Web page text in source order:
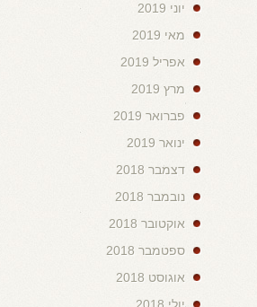
יוני 2019
מאי 2019
אפריל 2019
מרץ 2019
פברואר 2019
ינואר 2019
דצמבר 2018
נובמבר 2018
אוקטובר 2018
ספטמבר 2018
אוגוסט 2018